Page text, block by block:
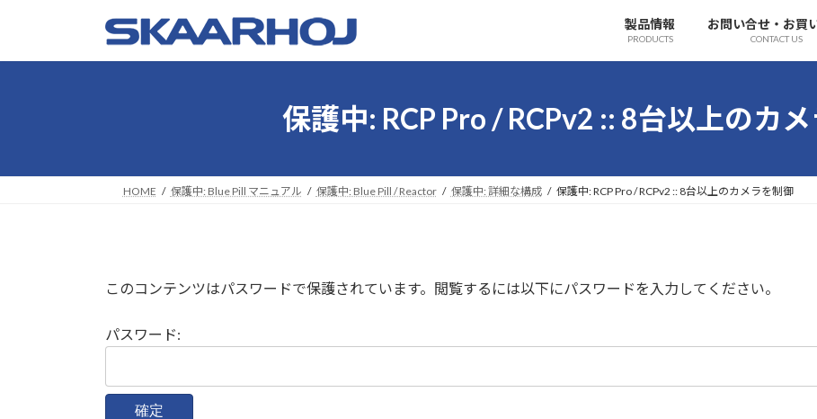
製品情報
PRODUCTS
お問い合せ・お買
CONTACT US
保護中: RCP Pro / RCPv2 :: 8台以上のカ
HOME 保護中: Blue Pill マニュアル 保護中: Blue Pill / Reactor 保護中: 詳細な構成 保護中: RCP Pro / RCPv2 :: 8台以上のカメラを制御
このコンテンツはパスワードで保護されています。閲覧するには以下にパスワードを入力してください。
パスワード: